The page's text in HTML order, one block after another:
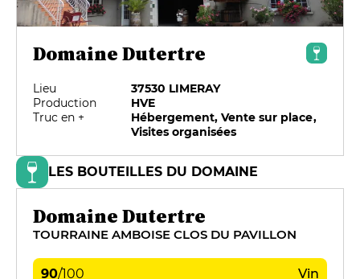
Domaine Dutertre
Lieu
37530 LIMERAY
Production
HVE
Truc en +
Hébergement, Vente sur place,
Visites organisées
LES BOUTEILLES DU DOMAINE
Domaine Dutertre
TOURRAINE AMBOISE CLOS DU PAVILLON
90/100 Vin